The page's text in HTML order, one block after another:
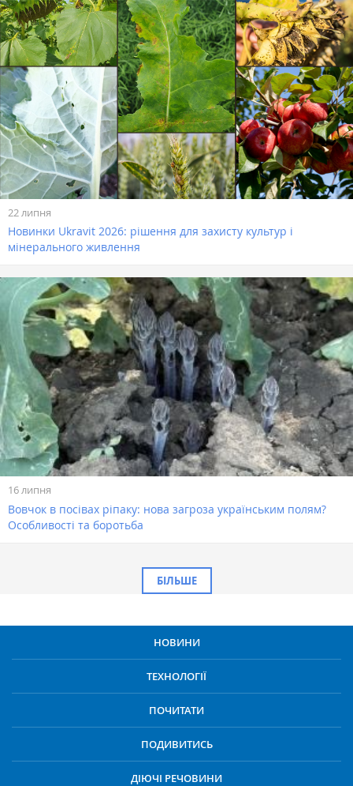
22 липня
Новинки Ukravit 2026: рішення для захисту культур і
мінерального живлення
16 липня
Вовчок в посівах ріпаку: нова загроза українським полям?
Особливості та боротьба
БІЛЬШЕ
НОВИНИ
ТЕХНОЛОГІЇ
ПОЧИТАТИ
ПОДИВИТИСЬ
ДІЮЧІ РЕЧОВИНИ